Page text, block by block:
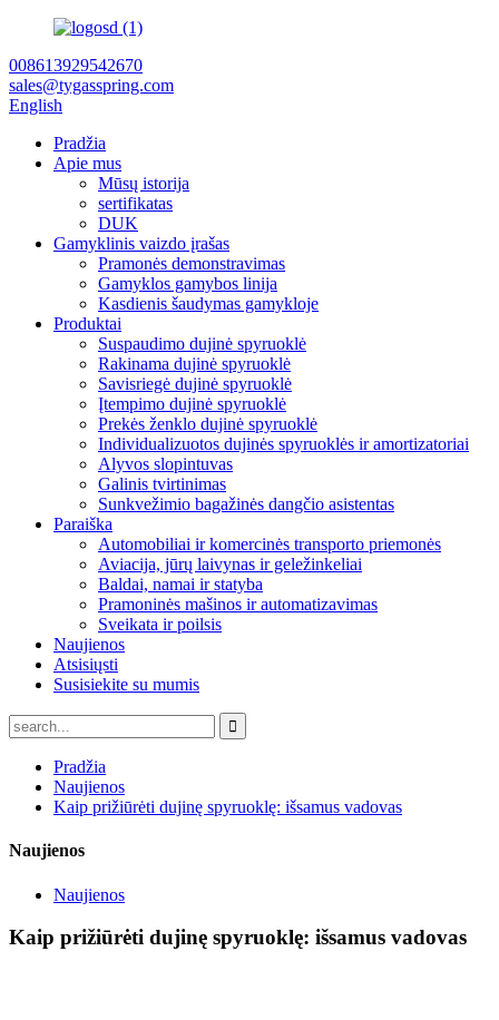
008613929542670
sales@tygasspring.com
English
Pradžia
Apie mus
Mūsų istorija
sertifikatas
DUK
Gamyklinis vaizdo įrašas
Pramonės demonstravimas
Gamyklos gamybos linija
Kasdienis šaudymas gamykloje
Produktai
Suspaudimo dujinė spyruoklė
Rakinama dujinė spyruoklė
Savisriegė dujinė spyruoklė
Įtempimo dujinė spyruoklė
Prekės ženklo dujinė spyruoklė
Individualizuotos dujinės spyruoklės ir amortizatoriai
Alyvos slopintuvas
Galinis tvirtinimas
Sunkvežimio bagažinės dangčio asistentas
Paraiška
Automobiliai ir komercinės transporto priemonės
Aviacija, jūrų laivynas ir geležinkeliai
Baldai, namai ir statyba
Pramoninės mašinos ir automatizavimas
Sveikata ir poilsis
Naujienos
Atsisiųsti
Susisiekite su mumis
Pradžia
Naujienos
Kaip prižiūrėti dujinę spyruoklę: išsamus vadovas
Naujienos
Naujienos
Kaip prižiūrėti dujinę spyruoklę: išsamus vadovas